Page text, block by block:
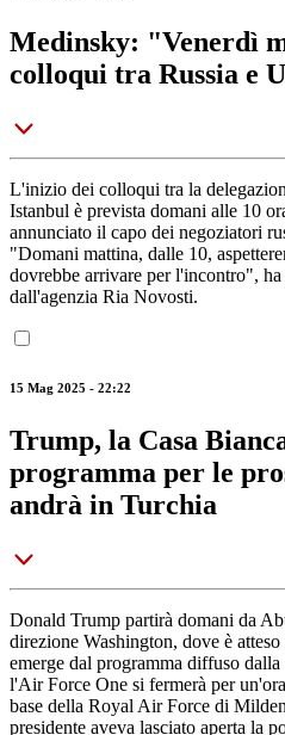
Medinsky: "Venerdì
colloqui tra Russia e
L'inizio dei colloqui tra la
Istanbul è prevista domani alle 10
annunciato il capo dei negoziatori
"Domani mattina, dalle 10,
dovrebbe arrivare per l'incontro",
dall'agenzia Ria Novosti.
15 Mag 2025 - 22:22
Trump, la Casa
programma per le
andrà in Turchia
Donald Trump partirà domani da
direzione Washington, dove è
emerge dal programma diffuso
l'Air Force One si fermerà per
base della Royal Air Force di
presidente aveva lasciato aperta la